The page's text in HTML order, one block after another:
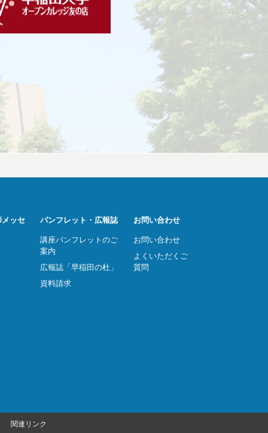
ッセ
パンフレット・広報誌
講座パンフレットのご
案内
広報誌「早稲田の杜」
資料請求
お問い合わせ
お問い合わせ
よくいただくご
質問
関連リンク